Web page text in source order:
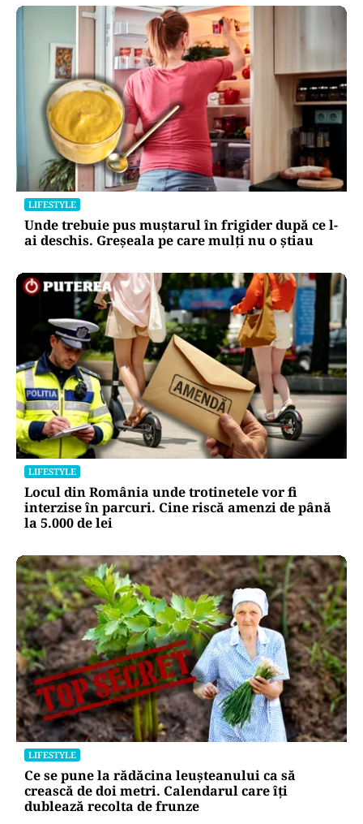
LIFESTYLE
Unde trebuie pus muștarul în frigider după ce l-
ai deschis. Greșeala pe care mulți nu o știau
LIFESTYLE
Locul din România unde trotinetele vor fi
interzise în parcuri. Cine riscă amenzi de până
la 5.000 de lei
LIFESTYLE
Ce se pune la rădăcina leușteanului ca să
crească de doi metri. Calendarul care îți
dublează recolta de frunze